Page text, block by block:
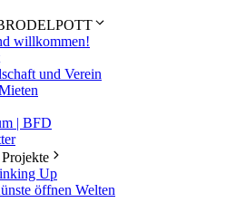
willkommen!
und Verein
| BFD
Up
öffnen Welten